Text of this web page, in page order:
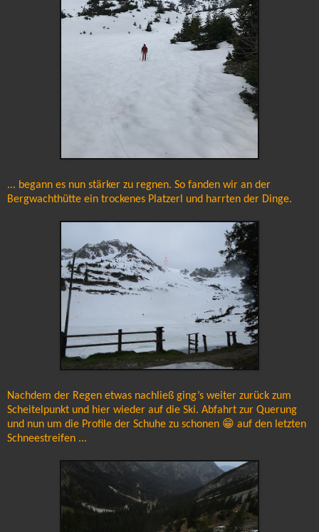
... begann es nun stärker zu regnen. So fanden wir an der
Bergwachthütte ein trockenes Platzerl und harrten der Dinge.
Nachdem der Regen etwas nachließ ging’s weiter zurück zum
Scheitelpunkt und hier wieder auf die Ski. Abfahrt zur Querung
und nun um die Profile der Schuhe zu schonen 😁 auf den letzten
Schneestreifen ...